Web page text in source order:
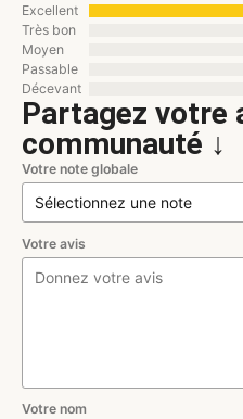
Excellent
Très bon
Moyen
Passable
Décevant
Partagez votre
communauté ↓
Votre note globale
Votre avis
Votre nom